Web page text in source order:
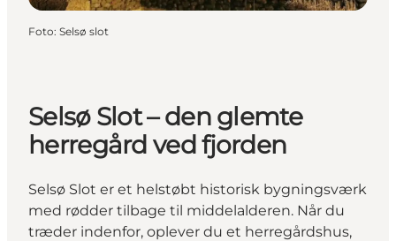
Foto: Selsø slot
Selsø Slot – den glemte
herregård ved fjorden
Selsø Slot er et helstøbt historisk bygningsværk
med rødder tilbage til middelalderen. Når du
træder indenfor, oplever du et herregårdshus,